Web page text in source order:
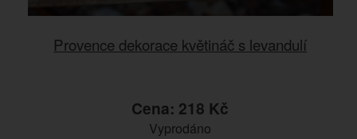
Provence dekorace květináč s levandulí
Cena: 218 Kč
Vyprodáno